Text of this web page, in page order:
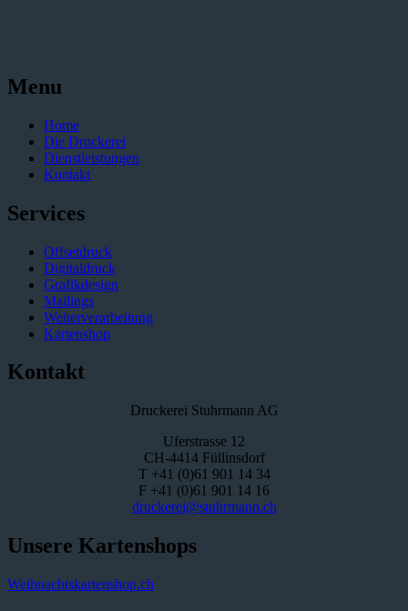
Menu
Home
Die Druckerei
Dienstleistungen
Kontakt
Services
Offsetdruck
Digitaldruck
Grafikdesign
Mailings
Weiterverarbeitung
Kartenshop
Kontakt
Druckerei Stuhrmann AG
Uferstrasse 12
CH-4414 Füllinsdorf
T +41 (0)61 901 14 34
F +41 (0)61 901 14 16
druckerei@stuhrmann.ch
Unsere Kartenshops
Weihnachtskartenshop.ch